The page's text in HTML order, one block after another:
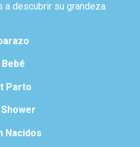
a descubrir su grandeza.
Bebé
Parto
Shower
Nacidos